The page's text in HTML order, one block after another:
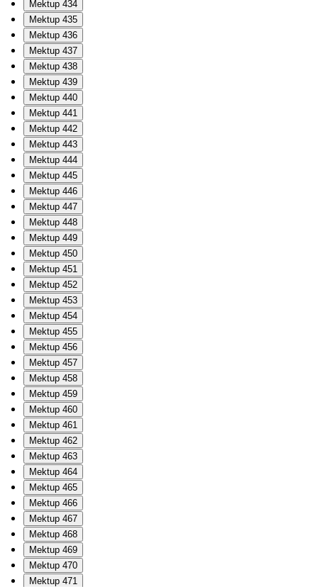
Mektup 434
Mektup 435
Mektup 436
Mektup 437
Mektup 438
Mektup 439
Mektup 440
Mektup 441
Mektup 442
Mektup 443
Mektup 444
Mektup 445
Mektup 446
Mektup 447
Mektup 448
Mektup 449
Mektup 450
Mektup 451
Mektup 452
Mektup 453
Mektup 454
Mektup 455
Mektup 456
Mektup 457
Mektup 458
Mektup 459
Mektup 460
Mektup 461
Mektup 462
Mektup 463
Mektup 464
Mektup 465
Mektup 466
Mektup 467
Mektup 468
Mektup 469
Mektup 470
Mektup 471